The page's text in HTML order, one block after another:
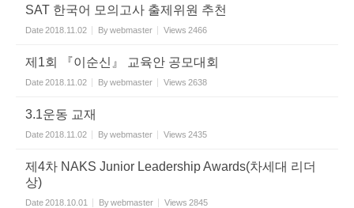
SAT 한국어 모의고사 출제위원 추천
Date2018.11.02 Bywebmaster Views 2466
제1회 『이순신』 교육안 공모대회
Date2018.11.02 Bywebmaster Views 2638
3.1운동 교재
Date2018.11.02 Bywebmaster Views 2435
제4차 NAKS Junior Leadership Awards(차세대 리더
상)
Date2018.10.01 Bywebmaster Views 2845